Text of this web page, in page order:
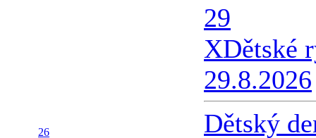
26
29
XDětské
29.8.2026
Dětský